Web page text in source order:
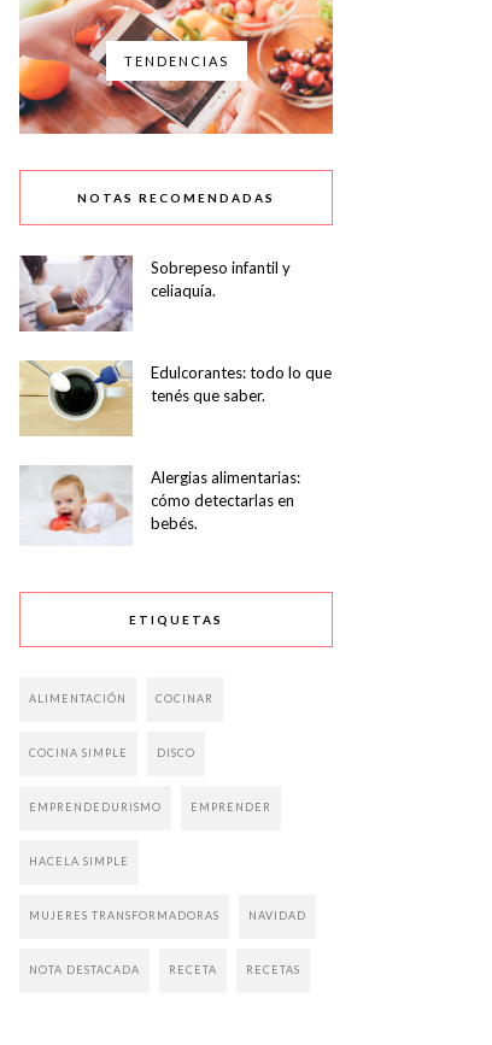
TENDENCIAS
NOTAS RECOMENDADAS
Sobrepeso infantil y
celiaquía.
Edulcorantes: todo lo que
tenés que saber.
Alergias alimentarias:
cómo detectarlas en
bebés.
ETIQUETAS
ALIMENTACIÓN COCINAR
COCINA SIMPLE DISCO
EMPRENDEDURISMO EMPRENDER
HACELA SIMPLE
MUJERES TRANSFORMADORAS NAVIDAD
NOTA DESTACADA RECETA RECETAS